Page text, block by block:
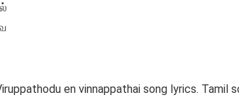
en vinnappathai song lyrics. Tamil